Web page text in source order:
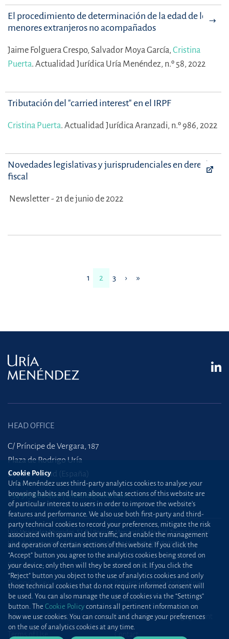
El procedimiento de determinación de la edad de los
menores extranjeros no acompañados
Jaime Folguera Crespo, Salvador Moya García, Cristina
Puerta. Actualidad Jurídica Uría Menéndez, n.º 58, 2022
Tributación del "carried interest" en el IRPF
Cristina Puerta. Actualidad Jurídica Aranzadi, n.º 986, 2022
Novedades legislativas y jurisprudenciales en derecho
fiscal
Newsletter - 21 de junio de 2022
1 2 3 › »
HEAD OFFICE
C/ Príncipe de Vergara, 187
Plaza de Rodrigo Uría
28002 Madrid (España)
+34 915 860 400 madrid@uria.com
Uría Menéndez Abogados, S.L.P. | Registro Mercantil de Madrid, Tomo 24490 del
Libro de Inscripciones Folio 42, Sección 8, Hoja M-43976. NIF: B28563963
Site map Cookie Policy
Privacy Policy
Protection against phishing
attacks
Information Security Policy Standard Terms of Engagement
Cookie Policy
Uría Menéndez uses third-party analytics cookies to analyse your
browsing habits and learn about what sections of this website are
of particular interest to users in order to improve the website’s
features and performance. We also use both first-party and third-
party technical cookies to record your preferences, mitigate the risk
associated with spam and bot traffic, and enable the management
and operation of certain sections of this website. If you click the
“Accept” button you agree to the analytics cookies being stored on
your device; only then will they be stored on it. If you click the
“Reject” button you object to the use of analytics cookies and only
those technical cookies that do not require informed consent will
be used. You can also manage the use of cookies via the “Settings”
button. The Cookie Policy contains all pertinent information on
how we use cookies. You can consult and change your preferences
on the use of analytics cookies at any time.